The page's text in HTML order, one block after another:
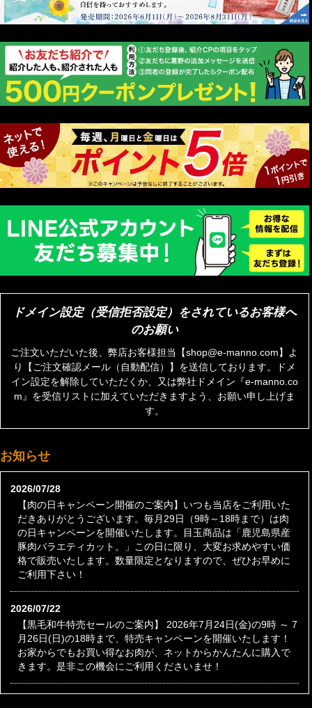
ドメイン設定（受信拒否設定）をされているお客様へ
のお願い
ご注文いただいた後、弊店お客様担当【shop@e-manno.com】よ
り【ご注文確認メール（自動配信）】を送信しております。ドメ
イン設定を解除していただくか、又は弊社ドメイン『e-manno.co
m』を受信リストに加えていただきますよう、お願い申し上げま
す。
お知らせ
2026/07/28
【肉の日キャンペーン開催のご案内】いつも当店をご利用いた
だきありがとうございます。毎月29日（9時～18時まで）は肉
の日キャンペーンを開催いたします。目玉商品は「鹿児島県産
豚肉バラエティカット。」この日に限り、大変お求めやすい価
格で販売いたします。数量限定となりますので、ぜひお早めに
ご利用下さい！
2026/07/22
【黒毛和牛特売セールのご案内】 2026年7月24日(金)の9時 ～ 7
月26日(日)の18時まで、特売キャンペーンを開催いたします！
お家からでもお買い得なお肉が、ネットからかんたんに購入で
きます。是非この機会にご利用くださいませ！